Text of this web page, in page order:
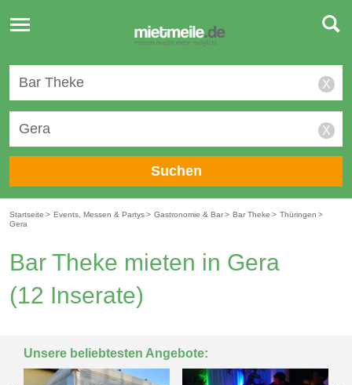
Toggle
navigation
X
X
Suchen
Startseite > Events, Messen & Partys> Gastronomie & Bar> Bar Theke > Thüringen >
Gera
Bar Theke mieten in Gera
(12 Inserate)
Unsere beliebtesten Angebote: